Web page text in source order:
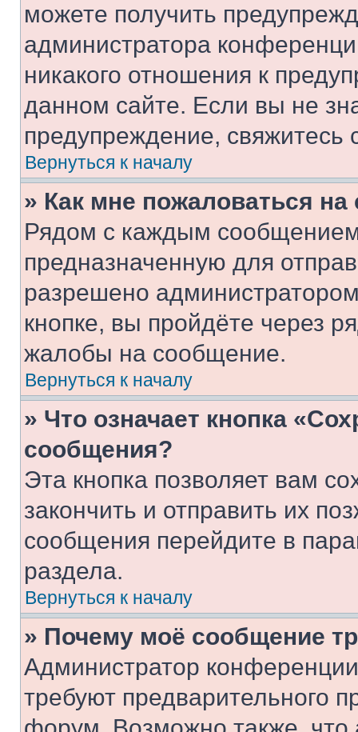
можете получить
администратора
никакого отношения к
данном сайте. Если вы не
предупреждение,
Вернуться к началу
» Как мне пожаловаться
Рядом с каждым сообщением
предназначенную для
разрешено
кнопке, вы пройдёте через
жалобы на сообщение.
Вернуться к началу
» Что означает кнопка
сообщения?
Эта кнопка позволяет вам
закончить и отправить их
сообщения перейдите в
раздела.
Вернуться к началу
» Почему моё сообщение
Администратор
требуют предварительного